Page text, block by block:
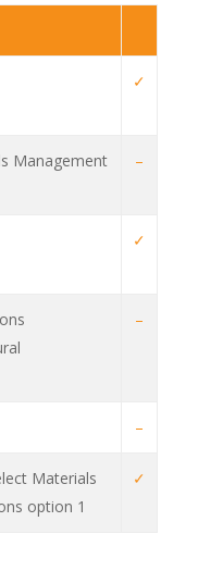
✓
Management
–
✓
–
–
Materials
option 1
✓